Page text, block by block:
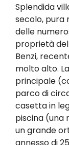
Splendida
secolo, pura
delle
proprietà
Benzi,
molto alto.
principale
parco di
casetta in
piscina (una
un grande
annesso di